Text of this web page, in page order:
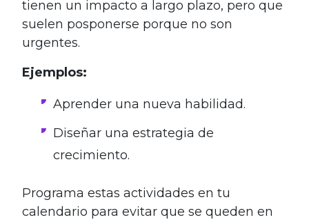
tienen un impacto a largo plazo, pero que
suelen posponerse porque no son
urgentes.
Ejemplos:
Aprender una nueva habilidad.
Diseñar una estrategia de
crecimiento.
Programa estas actividades en tu
calendario para evitar que se queden en